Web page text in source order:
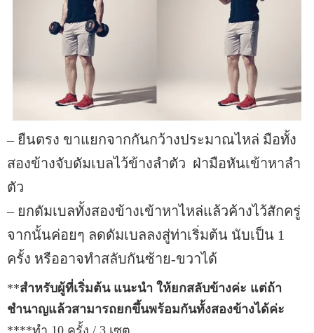
– ยืนตรง ขาแยกจากกันกว้างประมาณไหล่ มือทั้ง
สองข้างจับดัมเบลไว้ข้างลำตัว ฝ่ามือหันเข้าหาลำ
ตัว
– ยกดัมเบลทั้งสองข้างเข้าหาไหล่แล้วค้างไว้สักครู่
จากนั้นค่อยๆ ลดดัมเบลลงสู่ท่าเริ่มต้น นับเป็น 1
ครั้ง หรืออาจทำสลับกันซ้าย-ขวาได้
**สำหรับผู้ที่เริ่มต้น แนะนำ ให้ยกสลับข้างค่ะ แต่ถ้า
ชำนาญแล้วสามารถยกขึ้นพร้อมกันทั้งสองข้างได้ค่ะ